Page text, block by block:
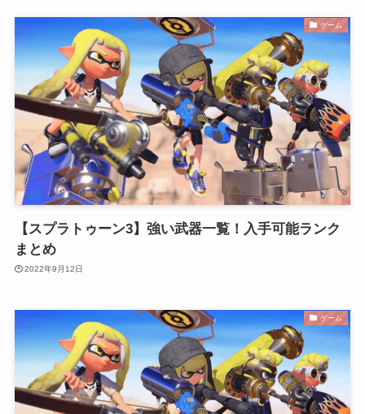
ゲーム
【スプラトゥーン3】強い武器一覧！入手可能ランク
まとめ
2022年9月12日
ゲーム